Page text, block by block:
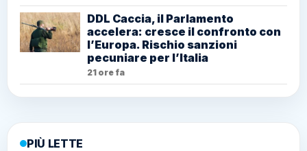
DDL Caccia, il Parlamento
accelera: cresce il confronto con
l’Europa. Rischio sanzioni
pecuniare per l’Italia
21 ore fa
PIÙ LETTE